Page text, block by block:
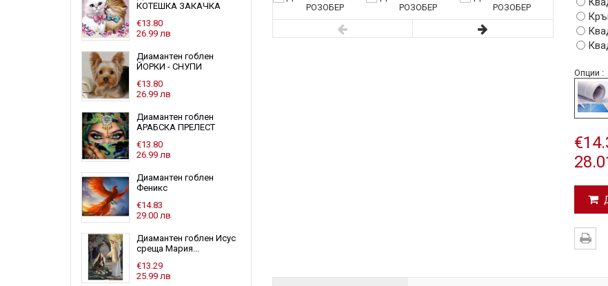
КОТЕШКА ЗАКАЧКА
€13.80
26.99 лв
Диамантен гоблен
ЙОРКИ - СНУПИ
€13.80
26.99 лв
Диамантен гоблен
АРАБСКА ПРЕЛЕСТ
€13.80
26.99 лв
Диамантен гоблен
Феникс
€14.83
29.00 лв
Диамантен гоблен Исус
среща Мария...
€13.29
25.99 лв
Опции :